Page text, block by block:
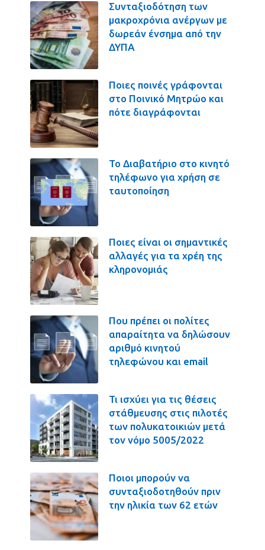
Συνταξιοδότηση των
μακροχρόνια ανέργων με
δωρεάν ένσημα από την
ΔΥΠΑ
Ποιες ποινές γράφονται
στο Ποινικό Μητρώο και
πότε διαγράφονται
Το Διαβατήριο στο κινητό
τηλέφωνο για χρήση σε
ταυτοποίηση
Ποιες είναι οι σημαντικές
αλλαγές για τα χρέη της
κληρονομιάς
Που πρέπει οι πολίτες
απαραίτητα να δηλώσουν
αριθμό κινητού
τηλεφώνου και email
Τι ισχύει για τις θέσεις
στάθμευσης στις πιλοτές
των πολυκατοικιών μετά
τον νόμο 5005/2022
Ποιοι μπορούν να
συνταξιοδοτηθούν πριν
την ηλικία των 62 ετών